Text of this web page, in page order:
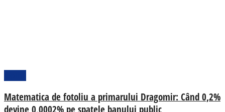
Matematica de fotoliu a primarului Dragomir: Când 0,2%
devine 0,0002% pe spatele banului public